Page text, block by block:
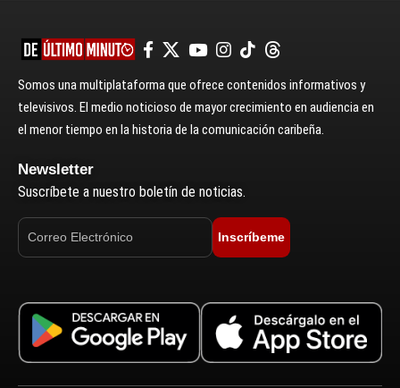
Somos una multiplataforma que ofrece contenidos informativos y
televisivos. El medio noticioso de mayor crecimiento en audiencia en
el menor tiempo en la historia de la comunicación caribeña.
Newsletter
Suscríbete a nuestro boletín de noticias.
Inscríbeme